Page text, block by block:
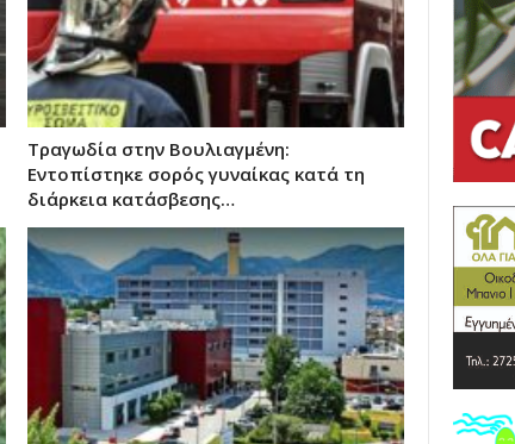
Τραγωδία στην Βουλιαγμένη:
Εντοπίστηκε σορός γυναίκας κατά τη
διάρκεια κατάσβεσης…